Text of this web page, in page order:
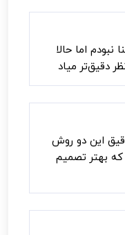
اما حالا
دقیق‌تر میاد
این دو روش
که بهتر تصمیم